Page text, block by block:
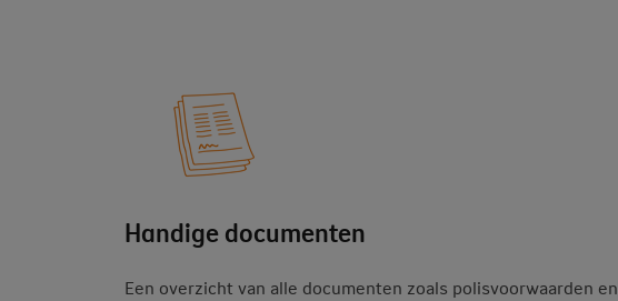
Handige documenten
Een overzicht van alle documenten zoals polisvoorwaarden en